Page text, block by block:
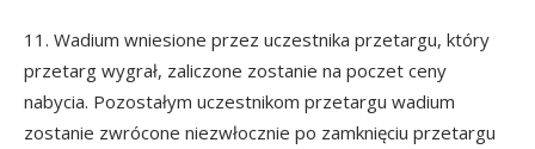
11. Wadium wniesione przez uczestnika przetargu, który
przetarg wygrał, zaliczone zostanie na poczet ceny
nabycia. Pozostałym uczestnikom przetargu wadium
zostanie zwrócone niezwłocznie po zamknięciu przetargu